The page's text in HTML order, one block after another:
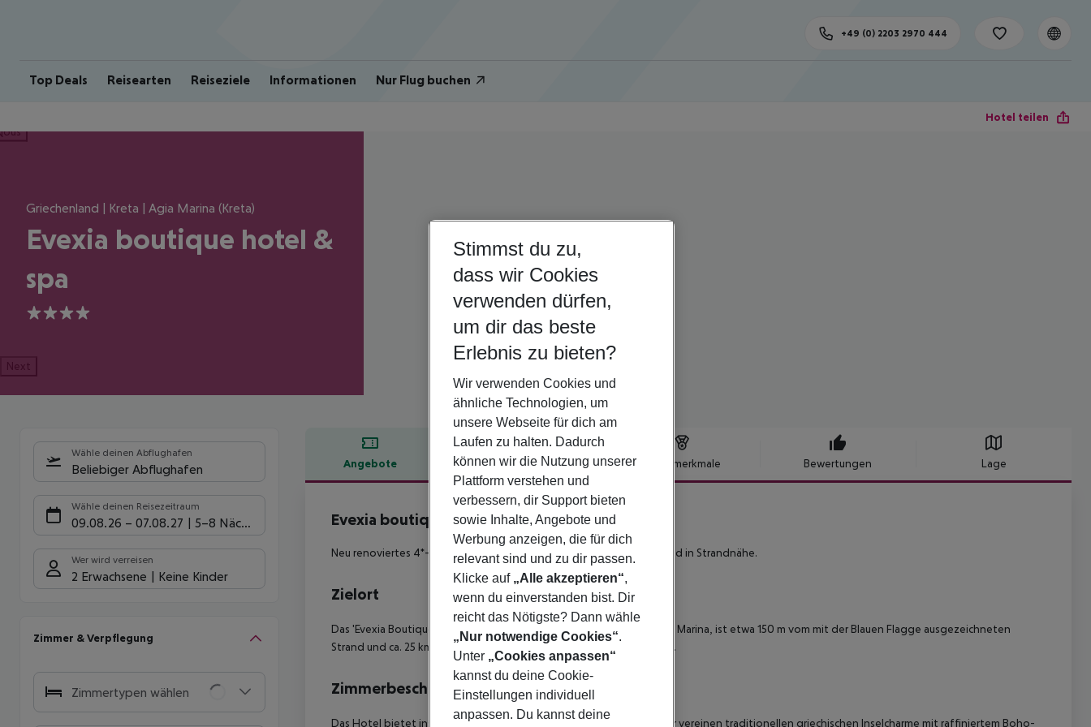
Top Deals Reisearten Reiseziele Informationen Nur Flug buchen
+49 (0) 2203 2970 444
Hotel teilen
Griechenland | Kreta | Agia Marina (Kreta)
Evexia boutique hotel &
spa
4
Next
Wähle deinen Abflughafen
Beliebiger Abflughafen
Wähle deinen Reisezeitraum
09.08.26 – 07.08.27 5-8 Nächte
Wer wird verreisen
2 Erwachsene Keine Kinder
Zimmer & Verpflegung
Zimmertypen wählen
Angebote Hotelbeschreibung Hotelmerkmale Bewertungen Lage
Hotelbeschreibung
Evexia boutique hotel & spa
4
Neu renoviertes 4*-Sterne 'Adults-Only' Hotel, Haustierfreundlich und in Strandnähe.
Zielort
Das 'Evexia Boutique Hotel & Spa' befindet sich im Zentrum von Agia Marina, ist etwa 150 m vom mit der Blauen Flagge ausgezeichneten
Strand und ca. 25 km vom internationalen Flughafen Chania entfernt.
Zimmerbeschreibung
Das Hotel bietet insgesamt 29 Zimmer verschiedener Art. Die Zimmer vereinen traditionellen griechischen Inselcharme mit raffiniertem Boho-
Stimmst du zu,
dass wir Cookies
verwenden dürfen,
um dir das beste
Erlebnis zu bieten?
Wir verwenden Cookies und
ähnliche Technologien, um
unsere Webseite für dich am
Laufen zu halten. Dadurch
können wir die Nutzung unserer
Plattform verstehen und
verbessern, dir Support bieten
sowie Inhalte, Angebote und
Werbung anzeigen, die für dich
relevant sind und zu dir passen.
Klicke auf „Alle akzeptieren“,
wenn du einverstanden bist. Dir
reicht das Nötigste? Dann wähle
„Nur notwendige Cookies“.
Unter „Cookies anpassen“
kannst du deine Cookie-
Einstellungen individuell
anpassen. Du kannst deine